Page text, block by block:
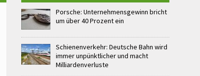
Porsche: Unternehmensgewinn bricht
um über 40 Prozent ein
Schienenverkehr: Deutsche Bahn wird
immer unpünktlicher und macht
Milliardenverluste